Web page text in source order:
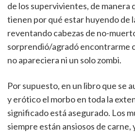
de los supervivientes, de manera
tienen por qué estar huyendo de
reventando cabezas de no-
sorprendió/agradó encontrarme
no apareciera ni un solo zombi.
Por supuesto, en un libro que se
y erótico el morbo en toda la
significado está asegurado. Los
siempre están ansiosos de carne,